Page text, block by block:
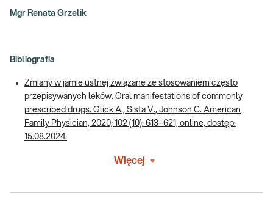
Mgr Renata Grzelik
Bibliografia
Zmiany w jamie ustnej związane ze stosowaniem często
przepisywanych leków. Oral manifestations of commonly
prescribed drugs. Glick A., Sista V., Johnson C. American
Family Physician, 2020; 102 (10): 613–621, online, dostęp:
15.08.2024.
Więcej